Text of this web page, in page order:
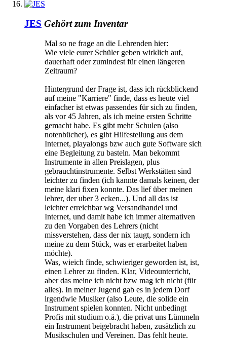
JES Gehört zum Inventar
Mal so ne frage an die Lehrenden hier:
Wie viele eurer Schüler geben wirklich auf,
dauerhaft oder zumindest für einen längeren
Zeitraum?
Hintergrund der Frage ist, dass ich rückblickend
auf meine "Karriere" finde, dass es heute viel
einfacher ist etwas passendes für sich zu finden,
als vor 45 Jahren, als ich meine ersten Schritte
gemacht habe. Es gibt mehr Schulen (also
notenbücher), es gibt Hilfestellung aus dem
Internet, playalongs bzw auch gute Software sich
eine Begleitung zu basteln. Man bekommt
Instrumente in allen Preislagen, plus
gebrauchtinstrumente. Selbst Werkstätten sind
leichter zu finden (ich kannte damals keinen, der
meine klari fixen konnte. Das lief über meinen
lehrer, der uber 3 ecken...). Und all das ist
leichter erreichbar wg Versandhandel und
Internet, und damit habe ich immer alternativen
zu den Vorgaben des Lehrers (nicht
missverstehen, dass der nix taugt, sondern ich
meine zu dem Stück, was er erarbeitet haben
möchte).
Was, wieich finde, schwieriger geworden ist, ist,
einen Lehrer zu finden. Klar, Videounterricht,
aber das meine ich nicht bzw mag ich nicht (für
alles). In meiner Jugend gab es in jedem Dorf
irgendwie Musiker (also Leute, die solide ein
Instrument spielen konnten. Nicht unbedingt
Profis mit studium o.ä.), die privat uns Lümmeln
ein Instrument beigebracht haben, zusätzlich zu
Musikschulen und Vereinen. Das fehlt heute.